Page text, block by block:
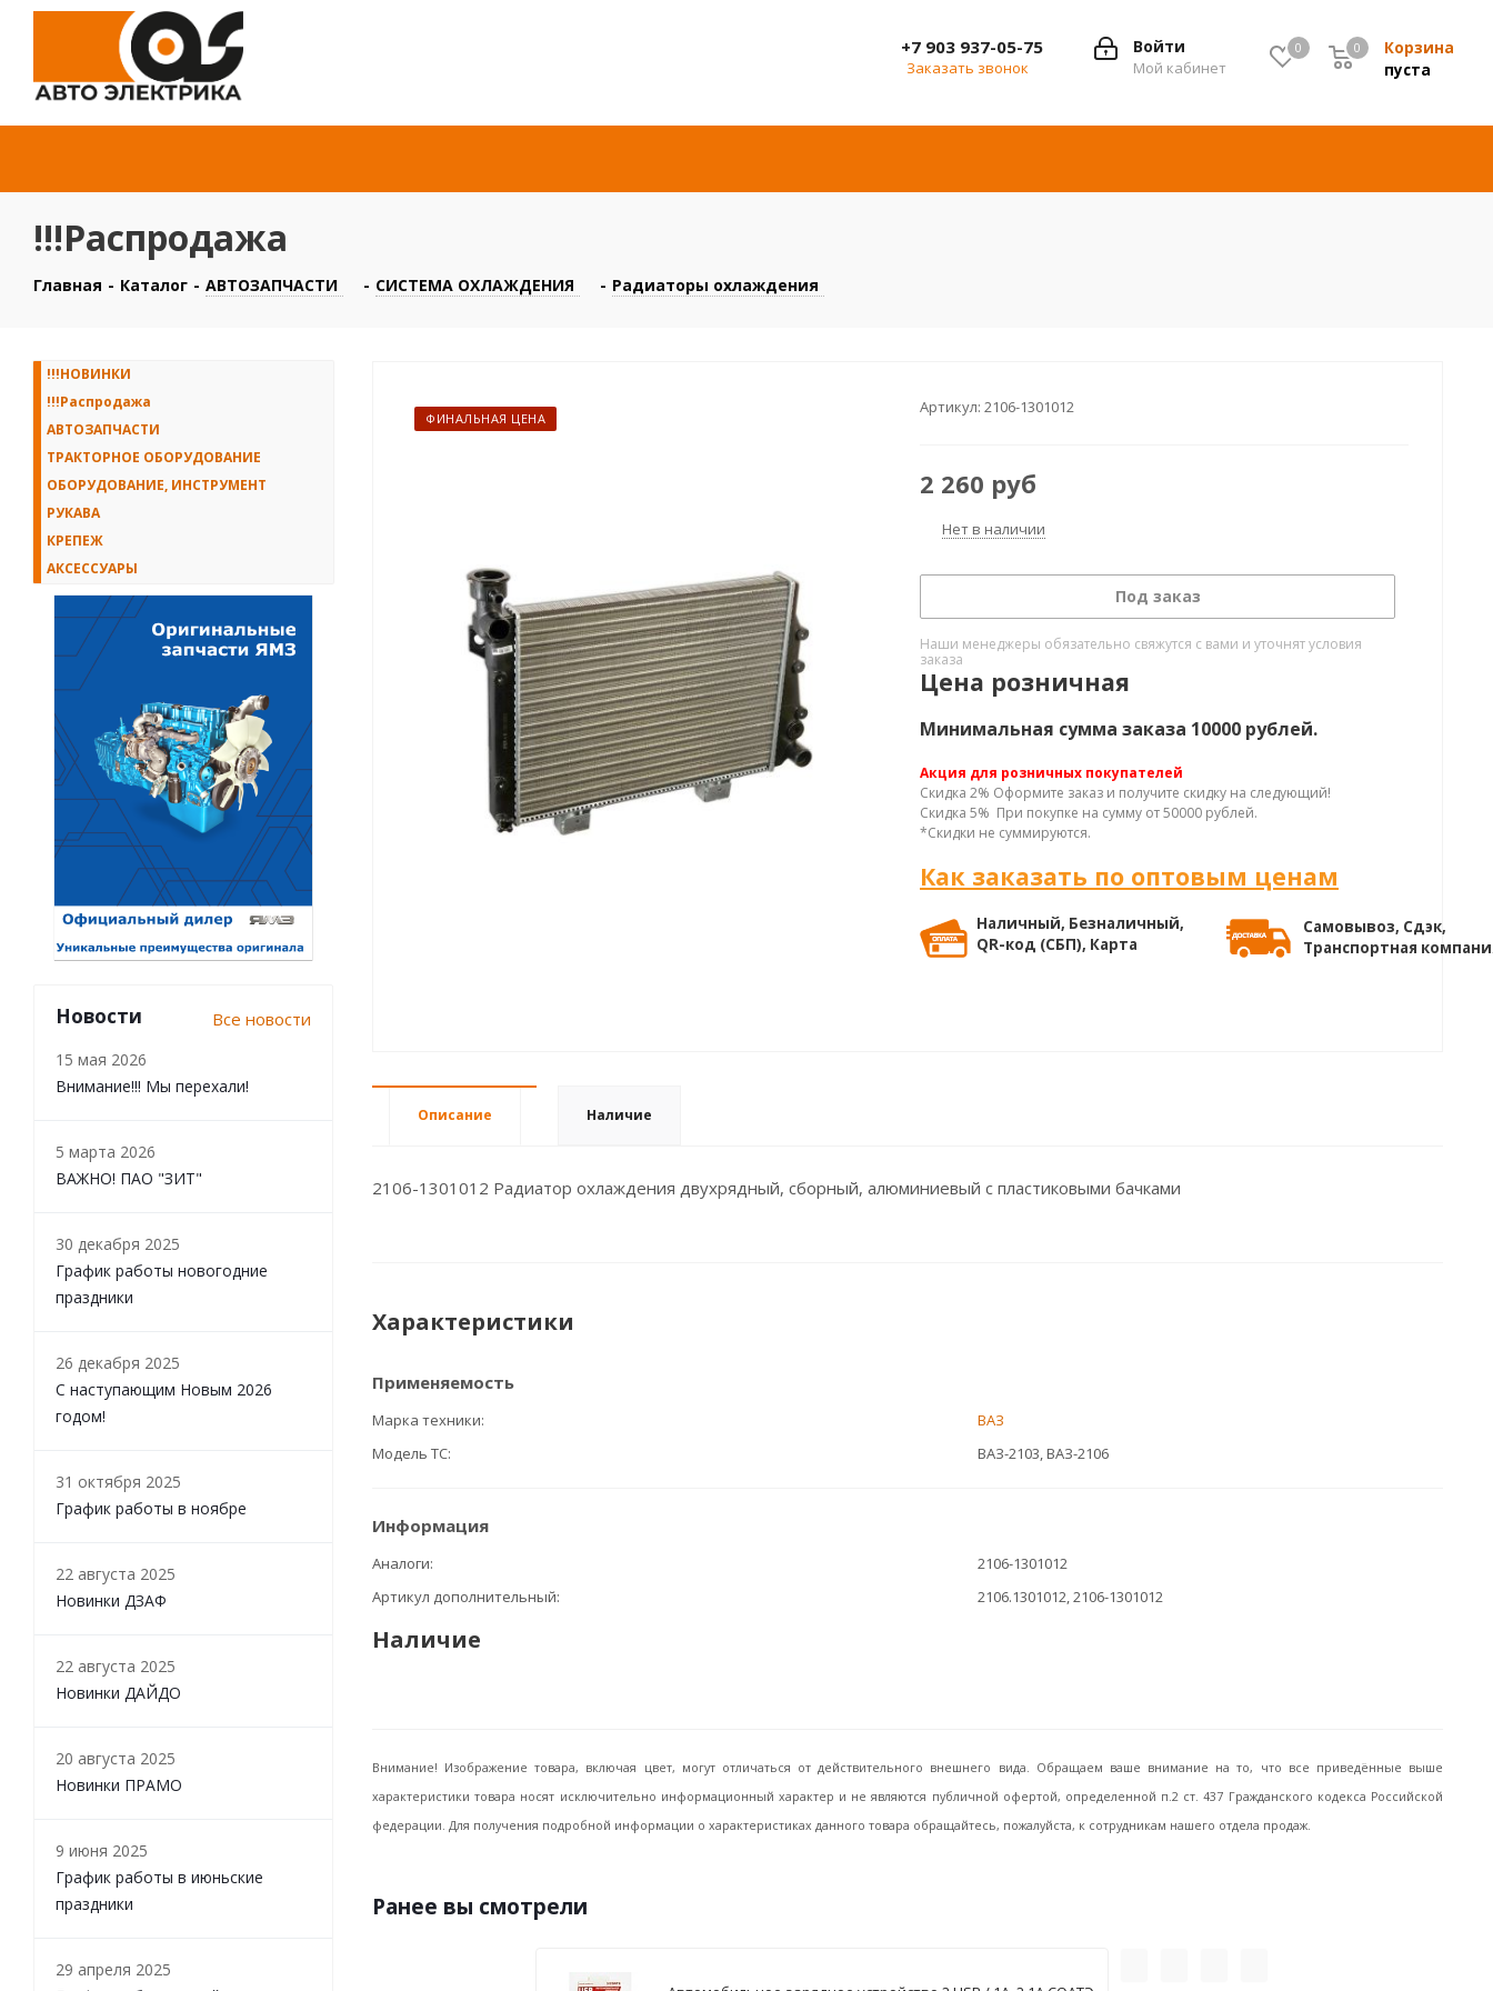
0 Корзина
0
пуста
0
Войти
Мой кабинет
+7 903 937-05-75
Заказать звонок
!!!Распродажа
Главная - Каталог - АВТОЗАПЧАСТИ - СИСТЕМА ОХЛАЖДЕНИЯ - Радиаторы охлаждения
ФИНАЛЬНАЯ ЦЕНА
Артикул: 2106-1301012
2 260 руб
Нет в наличии
Под заказ
Наши менеджеры обязательно свяжутся с вами и уточнят условия
заказа
Цена розничная
Минимальная сумма заказа 10000 рублей.
Акция для розничных покупателей
Скидка 2% Оформите заказ и получите скидку на следующий!
Скидка 5% При покупке на сумму от 50000 рублей.
*Скидки не суммируются.
Как заказать по оптовым ценам
Наличный, Безналичный,
QR-код (СБП), Карта
Самовывоз, Сдэк,
Транспортная
Описание Наличие
2106-1301012 Радиатор охлаждения двухрядный, сборный, алюминиевый с пластиковыми бачками
Характеристики
Применяемость
Марка техники
ВАЗ
Модель ТС
ВАЗ-2103, ВАЗ-2106
Информация
Аналоги
2106-1301012
Артикул дополнительный
2106.1301012, 2106-1301012
Наличие
Внимание! Изображение товара, включая цвет, могут отличаться от действительного внешнего вида. Обращаем ваше внимание на то, что все приведённые выше
характеристики товара носят исключительно информационный характер и не являются публичной офертой, определенной п.2 ст. 437 Гражданского кодекса Российской
федерации. Для получения подробной информации о характеристиках данного товара обращайтесь, пожалуйста, к сотрудникам нашего отдела продаж.
Ранее вы смотрели
!!!НОВИНКИ
!!!Распродажа
АВТОЗАПЧАСТИ
ТРАКТОРНОЕ ОБОРУДОВАНИЕ
ОБОРУДОВАНИЕ, ИНСТРУМЕНТ
РУКАВА
КРЕПЕЖ
АКСЕССУАРЫ
Новости Все новости
15 мая 2026
Внимание!!! Мы перехали!
5 марта 2026
ВАЖНО! ПАО "ЗИТ"
30 декабря 2025
График работы новогодние
праздники
26 декабря 2025
С наступающим Новым 2026
годом!
31 октября 2025
График работы в ноябре
22 августа 2025
Новинки ДЗАФ
22 августа 2025
Новинки ДАЙДО
20 августа 2025
Новинки ПРАМО
9 июня 2025
График работы в июньские
праздники
29 апреля 2025